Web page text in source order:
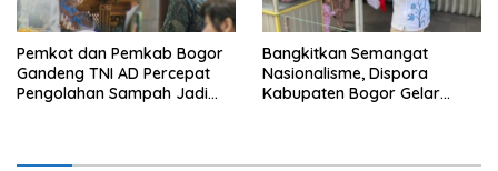
Pemkot dan Pemkab Bogor
Gandeng TNI AD Percepat
Pengolahan Sampah Jadi
Bangkitkan Semangat
Nasionalisme, Dispora
Kabupaten Bogor Gelar